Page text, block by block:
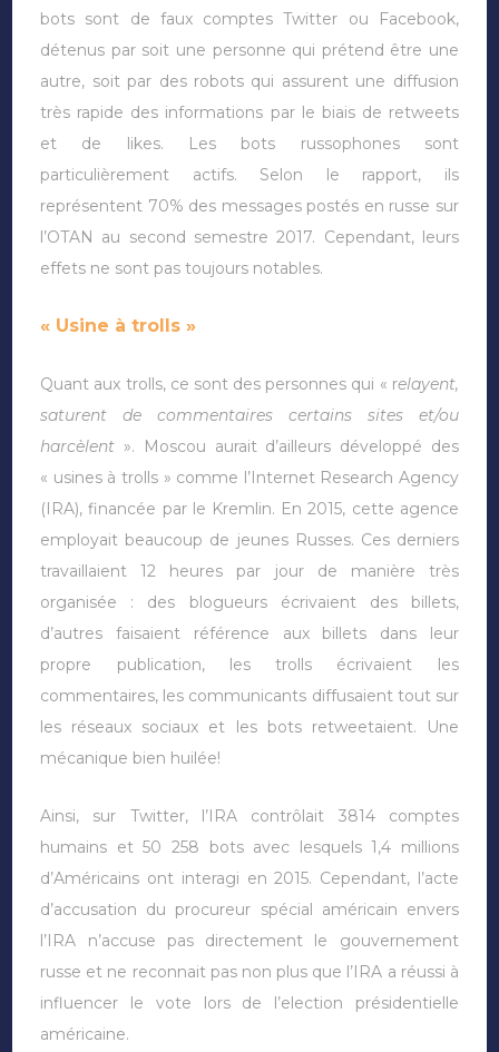
bots sont de faux comptes Twitter ou Facebook,
détenus par soit une personne qui prétend être une
autre, soit par des robots qui assurent une diffusion
très rapide des informations par le biais de retweets
et de likes. Les bots russophones sont
particulièrement actifs. Selon le rapport, ils
représentent 70% des messages postés en russe sur
l’OTAN au second semestre 2017. Cependant, leurs
effets ne sont pas toujours notables.
« Usine à trolls »
Quant aux trolls, ce sont des personnes qui « relayent,
saturent de commentaires certains sites et/ou
harcèlent ». Moscou aurait d’ailleurs développé des
« usines à trolls » comme l’Internet Research Agency
(IRA), financée par le Kremlin. En 2015, cette agence
employait beaucoup de jeunes Russes. Ces derniers
travaillaient 12 heures par jour de manière très
organisée : des blogueurs écrivaient des billets,
d’autres faisaient référence aux billets dans leur
propre publication, les trolls écrivaient les
commentaires, les communicants diffusaient tout sur
les réseaux sociaux et les bots retweetaient. Une
mécanique bien huilée!
Ainsi, sur Twitter, l’IRA contrôlait 3814 comptes
humains et 50 258 bots avec lesquels 1,4 millions
d’Américains ont interagi en 2015. Cependant, l’acte
d’accusation du procureur spécial américain envers
l’IRA n’accuse pas directement le gouvernement
russe et ne reconnait pas non plus que l’IRA a réussi à
influencer le vote lors de l’election présidentielle
américaine.